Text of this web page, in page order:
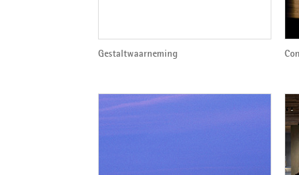
Gestaltwaarneming